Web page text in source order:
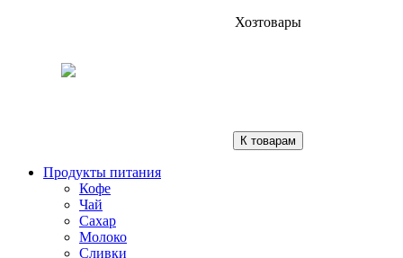
Хозтовары
К товарам
Продукты питания
Кофе
Чай
Сахар
Молоко
Сливки